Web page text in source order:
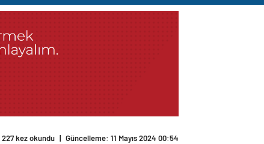
227 kez okundu | Güncelleme: 11 Mayıs 2024 00:54